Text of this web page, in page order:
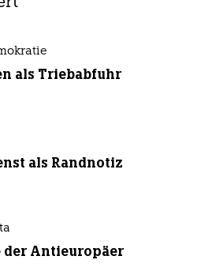
als Triebabfuhr
als Randnotiz
der Antieuropäer